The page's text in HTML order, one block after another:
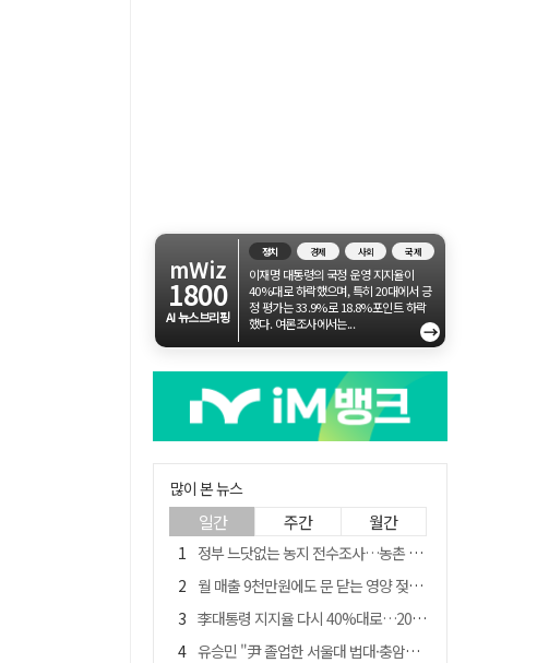
mWiz
1800
AI 뉴스브리핑
정치 경제 사회 국제
이재명 대통령의 국정 운영 지지율이
40%대로 하락했으며, 특히 20대에서 긍
정 평가는 33.9%로 18.8%포인트 하락
했다. 여론조사에서는...
→
많이 본 뉴스
일간 주간 월간
정부 느닷없는 농지 전수조사…농촌 들쑤시는 '경자유전'의 칼날
월 매출 9천만원에도 문 닫는 영양 젖소농장… "일할 사람이 없어"
李대통령 지지율 다시 40%대로…20대는 18.8%p 급락
유승민 "尹 졸업한 서울대 법대·충암고도 없애야"…李 육사 통합 직격